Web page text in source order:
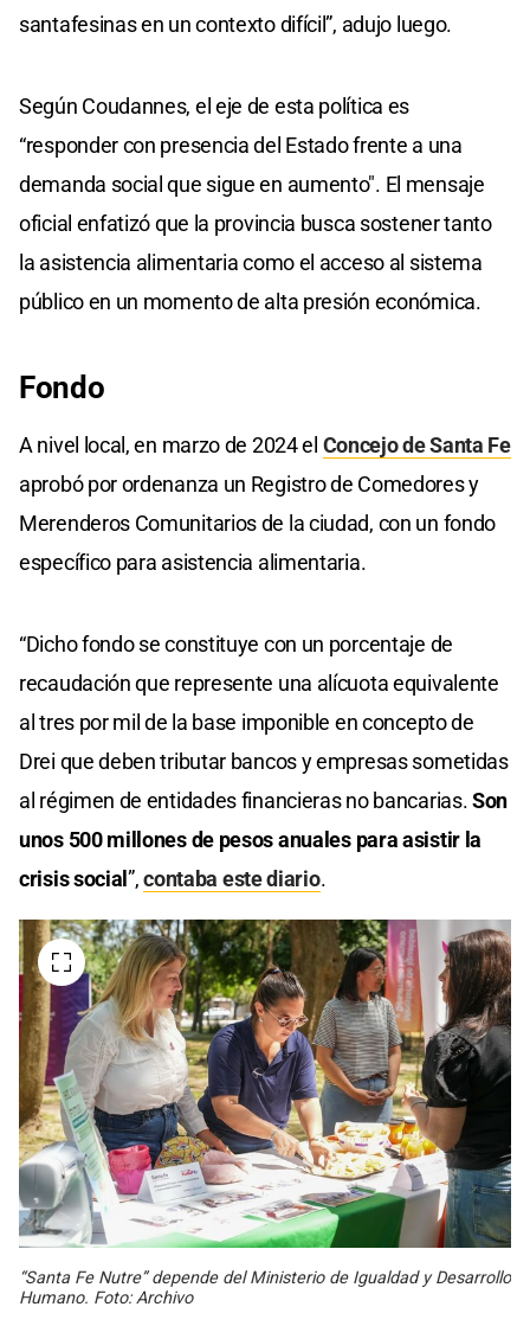
santafesinas en un contexto difícil”, adujo luego.
Según Coudannes, el eje de esta política es
“responder con presencia del Estado frente a una
demanda social que sigue en aumento". El mensaje
oficial enfatizó que la provincia busca sostener tanto
la asistencia alimentaria como el acceso al sistema
público en un momento de alta presión económica.
Fondo
A nivel local, en marzo de 2024 el Concejo de Santa Fe
aprobó por ordenanza un Registro de Comedores y
Merenderos Comunitarios de la ciudad, con un fondo
específico para asistencia alimentaria.
“Dicho fondo se constituye con un porcentaje de
recaudación que represente una alícuota equivalente
al tres por mil de la base imponible en concepto de
Drei que deben tributar bancos y empresas sometidas
al régimen de entidades financieras no bancarias.Son
unos 500 millones de pesos anuales para asistir la
crisis social”,contaba este diario.
“Santa Fe Nutre” depende del Ministerio de Igualdad y Desarrollo
Humano. Foto: Archivo